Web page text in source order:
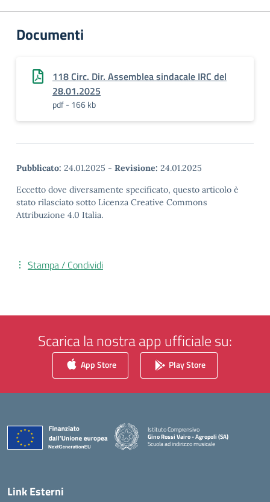
Documenti
118 Circ. Dir. Assemblea sindacale IRC del
28.01.2025
pdf - 166 kb
Pubblicato: 24.01.2025 - Revisione: 24.01.2025
Eccetto dove diversamente specificato, questo articolo è
stato rilasciato sotto Licenza Creative Commons
Attribuzione 4.0 Italia.
Stampa / Condividi
Scarica la nostra app ufficiale su:
App Store Play Store
Istituto Comprensivo
Gino Rossi Vairo - Agropoli (SA)
Scuola ad indirizzo musicale
Link Esterni